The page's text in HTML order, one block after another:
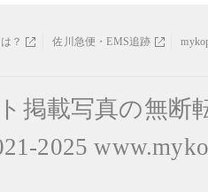
？ 佐川急便・EMS追跡
掲載写真の無断
2025